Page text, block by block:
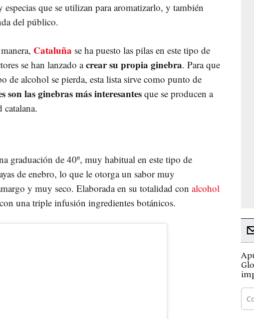
que se utilizan para aromatizarlo, y también
del público.
Cataluña se ha puesto las pilas en este tipo de
se han lanzado acrear su propia ginebra. Para que
de alcohol se pierda, esta lista sirve como punto de
son las ginebras más interesantes que se producen a
graduación de 40º, muy habitual en este tipo de
de enebro, lo que le otorga un sabor muy
y muy seco. Elaborada en su totalidad con alcohol
una triple infusión ingredientes botánicos.